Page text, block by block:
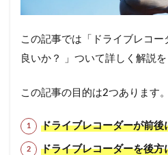
この記事では「ドライブレコ
良いか？ 」ついて詳しく解説を
この記事の目的は2つあります。
ドライブレコーダーが前後
ドライブレコーダーを後方